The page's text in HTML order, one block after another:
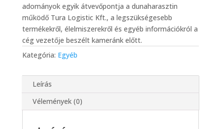
adományok egyik átvevőpontja a dunaharasztin
működő Tura Logistic Kft., a legszükségesebb
termékekről, élelmiszerekről és egyéb információkról a
cég vezetője beszélt kameránk előtt.
Kategória: Egyéb
Leírás
Vélemények (0)